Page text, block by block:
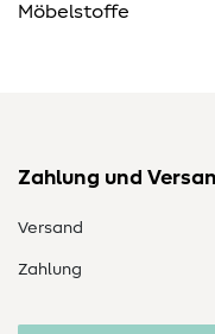
Möbelstoffe
Zahlung und
Versand
Zahlung